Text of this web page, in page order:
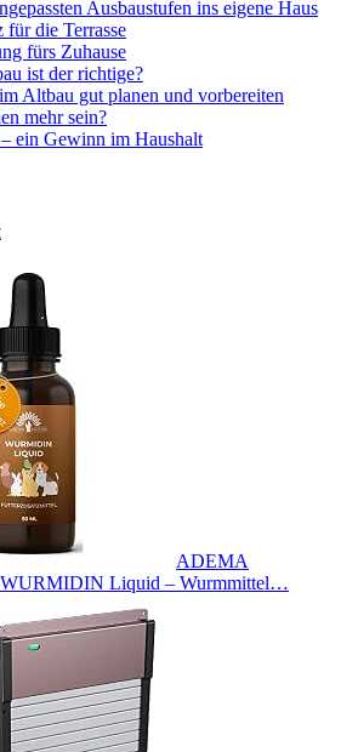
Ausbaustufen ins eigene Haus
die Terrasse
fürs Zuhause
ist der richtige?
Altbau gut planen und vorbereiten
mehr sein?
– ein Gewinn im Haushalt
ADEMA
Liquid – Wurmmittel…